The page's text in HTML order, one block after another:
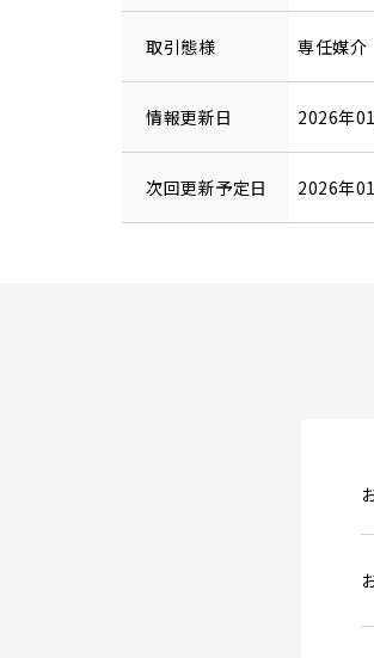
取引態様 専任媒介
情報更新日 2026年
次回更新予定日 2026年